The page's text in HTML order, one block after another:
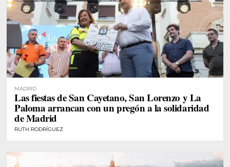
MADRID
Las fiestas de San Cayetano, San Lorenzo y La
Paloma arrancan con un pregón a la solidaridad
de Madrid
RUTH RODRÍGUEZ